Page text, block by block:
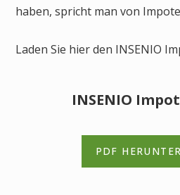
haben, spricht man von
Laden Sie hier den INSENIO
INSENIO
PDF